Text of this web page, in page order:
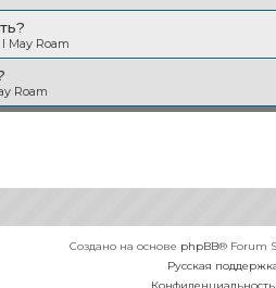
May Roam
Roam
Создано на основе phpBB® Forum
Русская